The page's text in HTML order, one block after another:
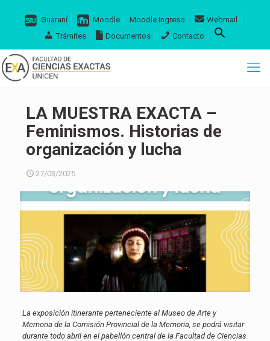
Guaraní Moodle Moodle Ingreso
Webmail
Trámites
Documentos Contacto
LA MUESTRA EXACTA –
Feminismos. Historias de
organización y lucha
27/03/2025
La exposición itinerante perteneciente al Museo de Arte y
Memoria de la Comisión Provincial de la Memoria, se podrá visitar
durante todo abril en el pabellón central de la Facultad de Ciencias